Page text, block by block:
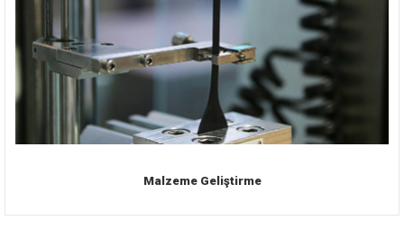
Malzeme Geliştirme